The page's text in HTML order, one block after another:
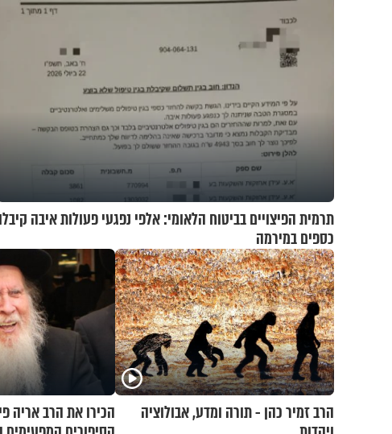
תרמית הפיצויים בביטוח הלאומי: אלפי נפגעי פעולות איבה קיבלו
כספים במירמה
הרב זמיר כהן - תורה ומדע, אבולוציה